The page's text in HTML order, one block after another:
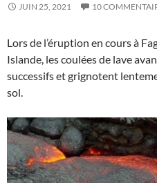
JUIN 25, 2021 10
Lors de l’éruption en cours à
Islande, les coulées de lave
successifs et grignotent
sol.